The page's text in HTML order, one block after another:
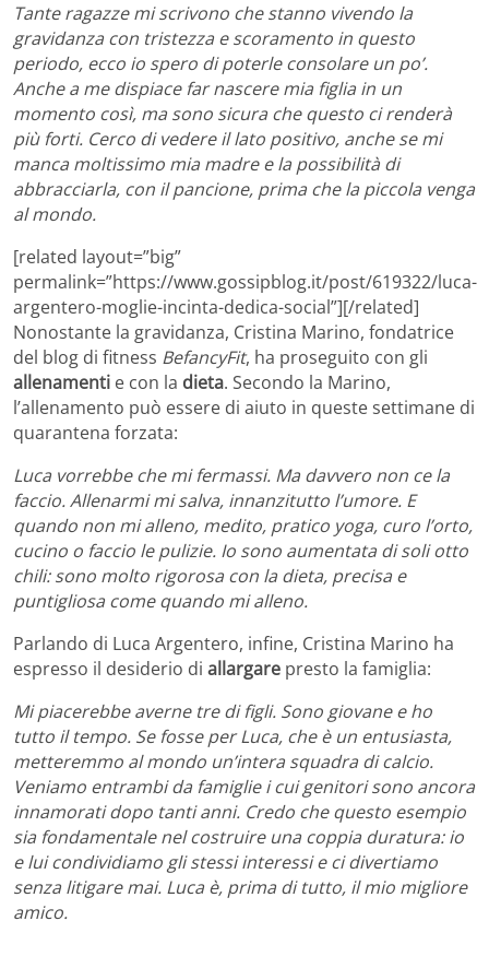
Tante ragazze mi scrivono che stanno vivendo la
gravidanza con tristezza e scoramento in questo
periodo, ecco io spero di poterle consolare un po’.
Anche a me dispiace far nascere mia figlia in un
momento così, ma sono sicura che questo ci renderà
più forti. Cerco di vedere il lato positivo, anche se mi
manca moltissimo mia madre e la possibilità di
abbracciarla, con il pancione, prima che la piccola venga
al mondo.
[related layout=”big”
permalink=”https://www.gossipblog.it/post/619322/luca-
argentero-moglie-incinta-dedica-social”][/related]
Nonostante la gravidanza, Cristina Marino, fondatrice
del blog di fitness BefancyFit, ha proseguito con gli
allenamenti e con la dieta. Secondo la Marino,
l’allenamento può essere di aiuto in queste settimane di
quarantena forzata:
Luca vorrebbe che mi fermassi. Ma davvero non ce la
faccio. Allenarmi mi salva, innanzitutto l’umore. E
quando non mi alleno, medito, pratico yoga, curo l’orto,
cucino o faccio le pulizie. Io sono aumentata di soli otto
chili: sono molto rigorosa con la dieta, precisa e
puntigliosa come quando mi alleno.
Parlando di Luca Argentero, infine, Cristina Marino ha
espresso il desiderio di allargare presto la famiglia:
Mi piacerebbe averne tre di figli. Sono giovane e ho
tutto il tempo. Se fosse per Luca, che è un entusiasta,
metteremmo al mondo un’intera squadra di calcio.
Veniamo entrambi da famiglie i cui genitori sono ancora
innamorati dopo tanti anni. Credo che questo esempio
sia fondamentale nel costruire una coppia duratura: io
e lui condividiamo gli stessi interessi e ci divertiamo
senza litigare mai. Luca è, prima di tutto, il mio migliore
amico.